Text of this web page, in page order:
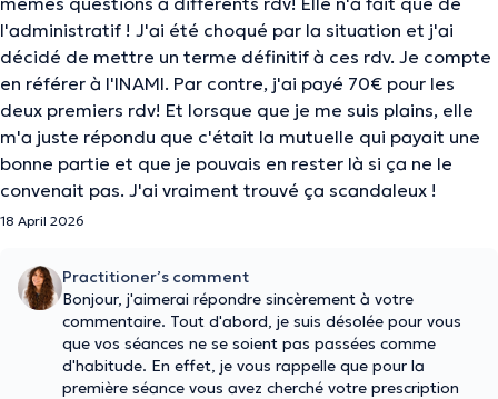
l'administratif ! J'ai été choqué par la situation et j'ai
décidé de mettre un terme définitif à ces rdv. Je compte
en référer à l'INAMI. Par contre, j'ai payé 70€ pour les
deux premiers rdv! Et lorsque que je me suis plains, elle
m'a juste répondu que c'était la mutuelle qui payait une
bonne partie et que je pouvais en rester là si ça ne le
convenait pas. J'ai vraiment trouvé ça scandaleux !
18 April 2026
Practitioner’s comment
Bonjour, j'aimerai répondre sincèrement à votre
commentaire. Tout d'abord, je suis désolée pour vous
que vos séances ne se soient pas passées comme
d'habitude. En effet, je vous rappelle que pour la
première séance vous avez cherché votre prescription